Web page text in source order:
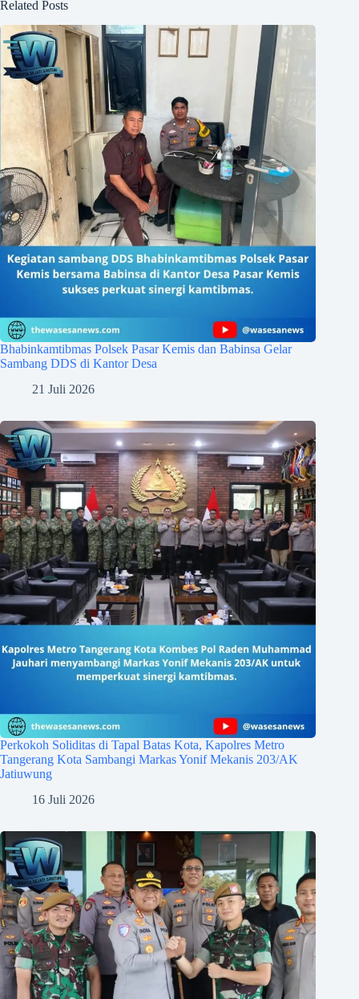
Related Posts
Bhabinkamtibmas Polsek Pasar Kemis dan Babinsa Gelar
Sambang DDS di Kantor Desa
21 Juli 2026
Perkokoh Soliditas di Tapal Batas Kota, Kapolres Metro
Tangerang Kota Sambangi Markas Yonif Mekanis 203/AK
Jatiuwung
16 Juli 2026